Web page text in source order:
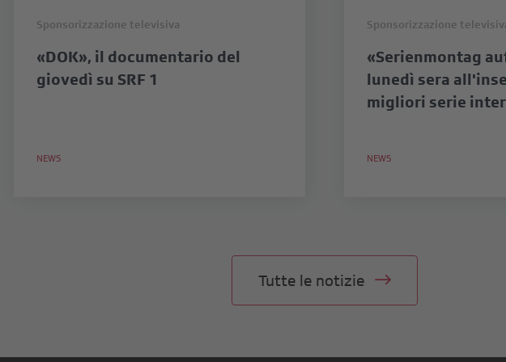
Sponsorizzazione televisiva
«DOK», il documentario del
giovedì su SRF 1
NEWS
Sponsorizzazione
«Serienmontag
lunedì sera
migliori serie
NEWS
Tutte le notizie